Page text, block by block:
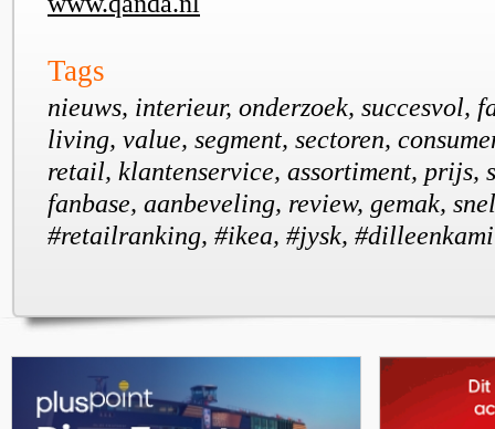
Tags
nieuws, interieur, onderzoek, succesvol,
living, value, segment, sectoren,
retail, klantenservice, assortiment, prijs,
fanbase, aanbeveling, review, gemak,
#retailranking, #ikea, #jysk,